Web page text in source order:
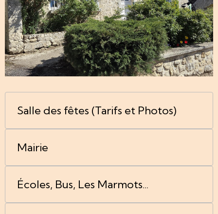
Salle des fêtes (Tarifs et Photos)
Mairie
Écoles, Bus, Les Marmots...